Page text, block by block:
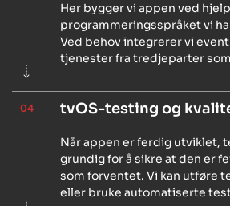
Her bygger vi appen ved
programmeringsspråket vi
Ved behov integrerer vi
tjenester fra tredjeparter
04 tvOS-testing og
Når appen er ferdig utviklet,
grundig for å sikre at den er
som forventet. Vi kan utføre
eller bruke automatiserte